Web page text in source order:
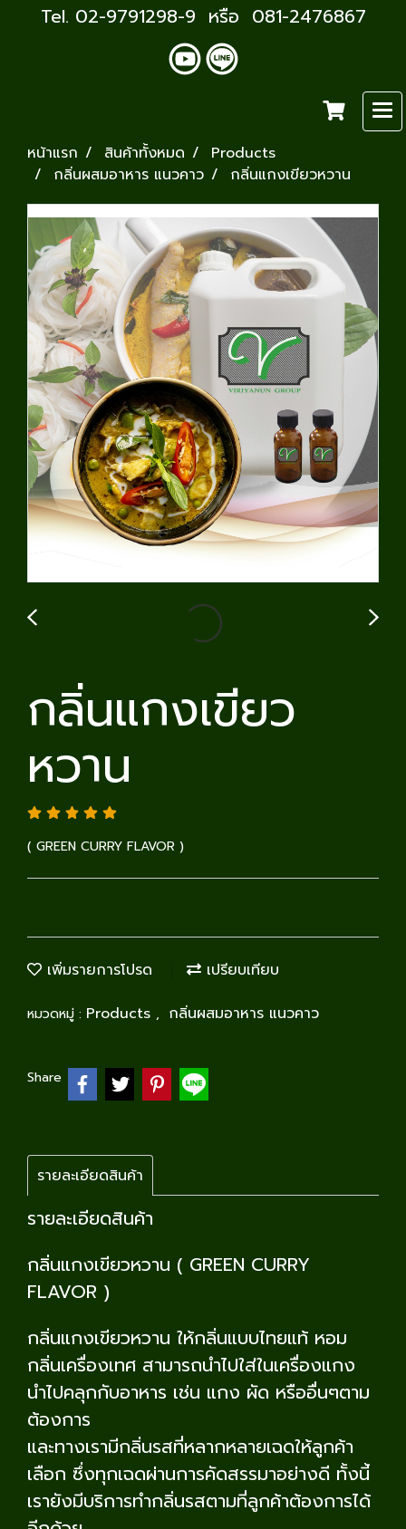
Tel. 02-9791298-9 หรือ 081-2476867
หน้าแรก สินค้าทั้งหมด
Products
กลิ่นผสมอาหาร แนวคาว
กลิ่นแกงเขียวหวาน
กลิ่นแกงเขียว
หวาน
( GREEN CURRY FLAVOR )
เพิ่มรายการโปรด เปรียบเทียบ
หมวดหมู่ : Products , กลิ่นผสมอาหาร แนวคาว
Share
รายละเอียดสินค้า
รายละเอียดสินค้า
กลิ่นแกงเขียวหวาน ( GREEN CURRY
FLAVOR )
กลิ่นแกงเขียวหวาน ให้กลิ่นแบบไทยแท้ หอม
กลิ่นเครื่องเทศ สามารถนำไปใส่ในเครื่องแกง
นำไปคลุกกับอาหาร เช่น แกง ผัด หรืออื่นๆตาม
ต้องการ
และทางเรามีกลิ่นรสที่หลากหลายเฉดให้ลูกค้า
เลือก ซึ่งทุกเฉดผ่านการคัดสรรมาอย่างดี ทั้งนี้
เรายังมีบริการทำกลิ่นรสตามที่ลูกค้าต้องการได้